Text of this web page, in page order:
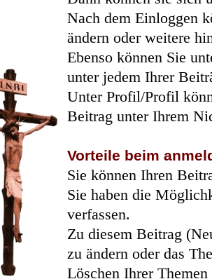
Nach dem Einloggen
ändern oder weitere
Ebenso können Sie
unter jedem Ihrer
Unter Profil/Profil
Beitrag unter Ihrem
Vorteile beim
Sie können Ihren
Sie haben die
verfassen.
Zu diesem Beitrag
zu ändern oder das
Löschen Ihrer